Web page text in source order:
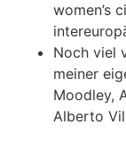
women’s
Noch viel
meiner
Moodley,
Alberto